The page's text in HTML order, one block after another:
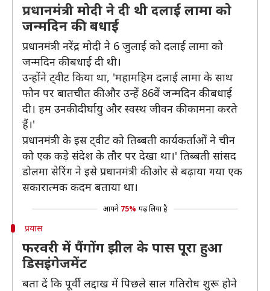
प्रधानमंत्री मोदी ने दी थी दलाई लामा को
जन्मदिन की बधाई
प्रधानमंत्री नरेंद्र मोदी ने 6 जुलाई को दलाई लामा को
जन्मदिन की बधाई दी थी।
उन्होंने ट्वीट किया था, 'महामहिम दलाई लामा के साथ
फोन पर बातचीत की और उन्हें 86वें जन्मदिन की बधाई
दी। हम उनकी दीर्घायु और स्वस्थ जीवन की कामना करते
हैं।'
प्रधानमंत्री के इस ट्वीट को तिब्बती कार्यकर्ताओं ने चीन
को एक कड़े संदेश के तौर पर देखा था।' तिब्बती सांसद
डोलमा सेरिंग ने इसे प्रधानमंत्री की ओर से बढ़ाया गया एक
सकारात्मक कदम बताया था।
आपने 75% पढ़ लिया है
प्रयास
फरवरी में पैंगोंग झील के पास पूरा हुआ
डिसइंगेजमेंट
बता दें कि पूर्वी लद्दाख में पिछले साल गतिरोध शुरू होने